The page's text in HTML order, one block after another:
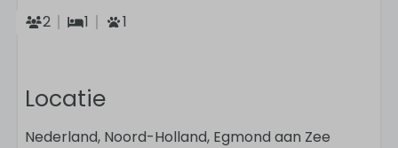
2 1 1
Locatie
Nederland, Noord-Holland, Egmond aan Zee